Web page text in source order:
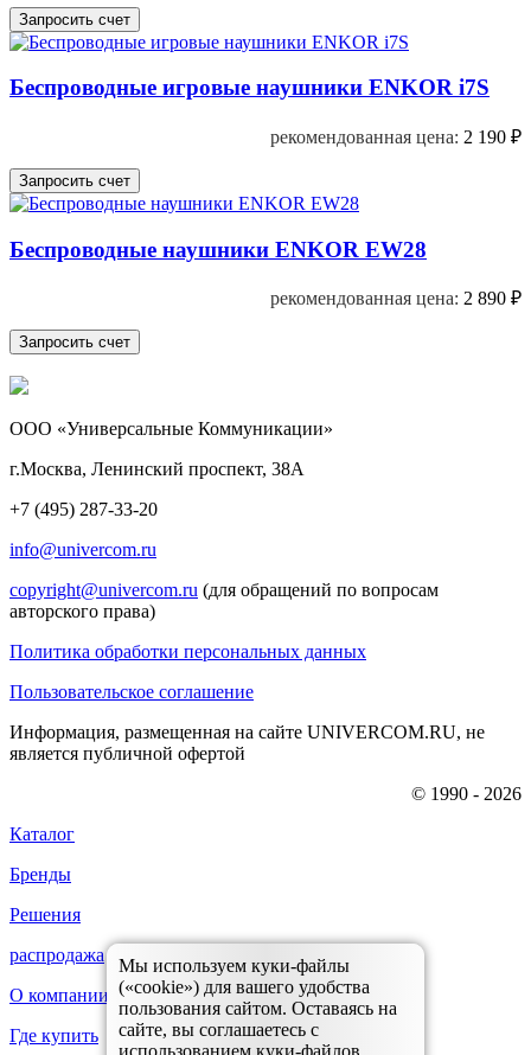
Беспроводные игровые наушники ENKOR i7S
рекомендованная цена: 2 190 ₽
Беспроводные наушники ENKOR EW28
рекомендованная цена: 2 890 ₽
ООО «Универсальные Коммуникации»
г.Москва, Ленинский проспект, 38А
+7 (495) 287-33-20
info@univercom.ru
copyright@univercom.ru (для обращений по вопросам
авторского права)
Политика обработки персональных данных
Пользовательское соглашение
Информация, размещенная на сайте UNIVERCOM.RU, не
является публичной офертой
© 1990 - 2026
Каталог
Бренды
Решения
распродажа
О компании
Где купить
Мы используем куки-файлы
(«cookie») для вашего удобства
пользования сайтом. Оставаясь на
сайте, вы соглашаетесь с